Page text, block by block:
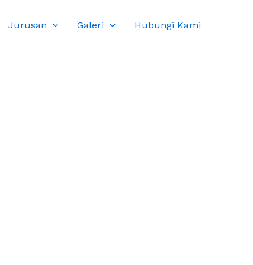
Jurusan Galeri Hubungi Kami